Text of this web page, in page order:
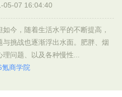
05-07 16:04:40
今，随着生活水平的不断提高，
与挑战也逐渐浮出水面。肥胖、烟
问题、以及各种慢性...
商学院